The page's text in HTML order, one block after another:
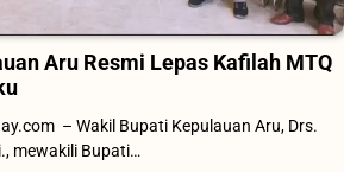
Aru Resmi Lepas Kafilah MTQ
– Wakil Bupati Kepulauan Aru, Drs.
mewakili Bupati…